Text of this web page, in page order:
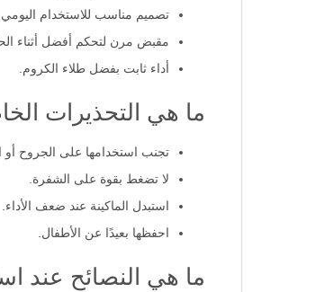
تصميم مناسب للاستخدام
مقبض مرن لتحكم أفضل أثناء
أداء ثابت بفضل طلاء الكروم.
ما هي التحذيرات الخاصة بـ جيليت
تجنب استخدامها على الجروح أو
لا تضغط بقوة على الشفرة.
استبدل الماكينة عند ضعف الأداء.
احفظها بعيدًا عن الأطفال.
ما هي النصائح عند